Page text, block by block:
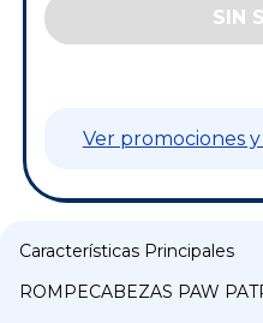
Ver promociones
Características Principales
ROMPECABEZAS PAW